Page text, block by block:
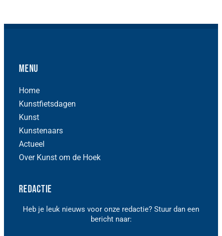
Menu
Home
Kunstfietsdagen
Kunst
Kunstenaars
Actueel
Over Kunst om de Hoek
Redactie
Heb je leuk nieuws voor onze redactie? Stuur dan een
bericht naar: